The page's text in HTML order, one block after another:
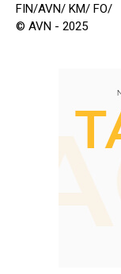
FIN/AVN/ KM/ FO/
© AVN - 2025